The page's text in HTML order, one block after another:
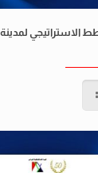
الاستراتيجي